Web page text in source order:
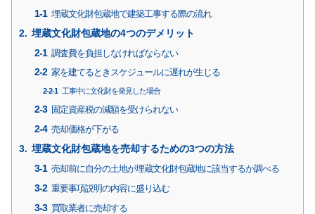
埋蔵文化財包蔵地で建築工事する際の流れ
埋蔵文化財包蔵地の4つのデメリット
調査費を負担しなければならない
家を建てるときスケジュールに遅れが生じる
工事中に文化財を発見した場合
固定資産税の減額を受けられない
売却価格が下がる
埋蔵文化財包蔵地を売却するための3つの方法
売却前に自分の土地が埋蔵文化財包蔵地に該当するか調べる
重要事項説明の内容に盛り込む
買取業者に売却する